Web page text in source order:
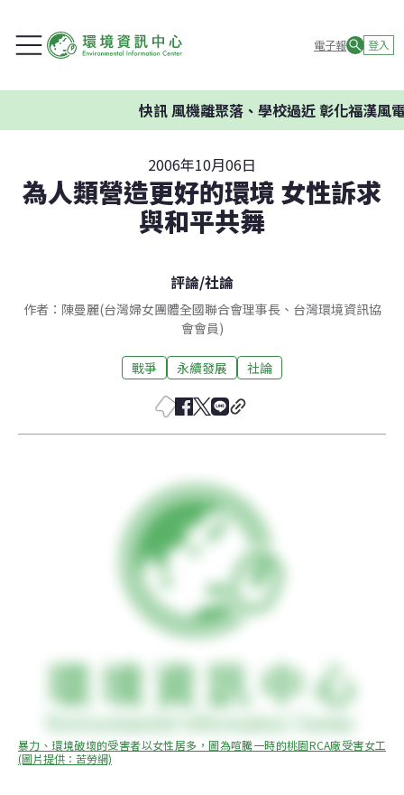
電子報 登入
快訊風機離聚落、學校過近 彰化福漢風電
2006年10月06日
為人類營造更好的環境 女性訴求
與和平共舞
評論/社論
作者：陳曼麗(台灣婦女團體全國聯合會理事長、台灣環境資訊協
會會員)
戰爭 永續發展 社論
暴力、環境破壞的受害者以女性居多，圖為喧騰一時的桃園RCA廠受害女工
(圖片提供：苦勞網)